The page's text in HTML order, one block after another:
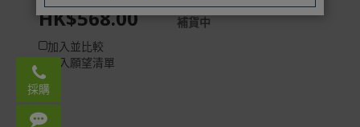
HK$568.00
補貨中
加入並比較
加入願望清單
採購
Email: